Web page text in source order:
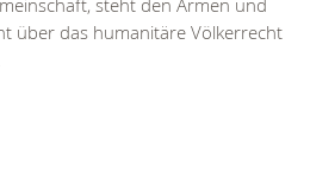
über das humanitäre Völkerrecht